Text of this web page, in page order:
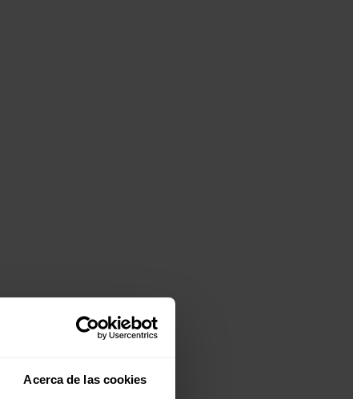
Acerca de las cookies